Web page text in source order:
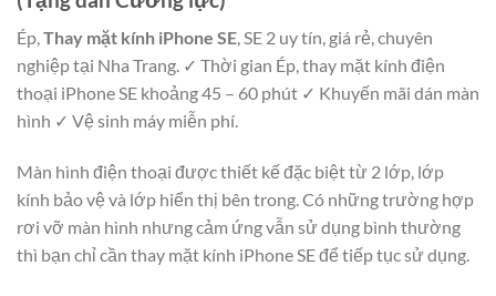
Ép,Thay mặt kính iPhone SE, SE 2 uy tín, giá rẻ, chuyên
nghiệp tại Nha Trang. ✓ Thời gian Ép, thay mặt kính điện
thoại iPhone SE khoảng 45 – 60 phút ✓ Khuyến mãi dán màn
hình ✓ Vệ sinh máy miễn phí.
Màn hình điện thoại được thiết kế đặc biệt từ 2 lớp, lớp
kính bảo vệ và lớp hiển thị bên trong. Có những trường hợp
rơi vỡ màn hình nhưng cảm ứng vẫn sử dụng bình thường
thì bạn chỉ cần thay mặt kính iPhone SE để tiếp tục sử dụng.